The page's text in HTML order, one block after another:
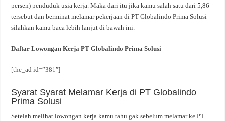
persen) penduduk usia kerja. Maka dari itu jika kamu salah satu dari 5,86
tersebut dan berminat melamar pekerjaan di PT Globalindo Prima Solusi
silahkan kamu baca lebih lanjut di bawah ini.
Daftar Lowongan Kerja PT Globalindo Prima Solusi
[the_ad id=”381″]
Syarat Syarat Melamar Kerja di PT Globalindo
Prima Solusi
Setelah melihat lowongan kerja kamu tahu gak sebelum melamar ke PT